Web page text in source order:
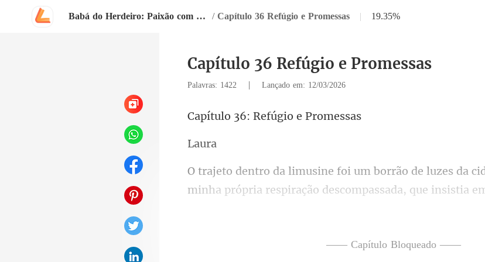
Babá do Herdeiro: Paixão com o Bilionário / Capítulo 36 Refúgio e Promessas | 19.35%
Capítulo 36 Refúgio e Promessas
Palavras: 1422 | Lançado em: 12/03/2026
6: Refúgio
a
mpassada, que insistia
—— Capítulo Bloqueado ——